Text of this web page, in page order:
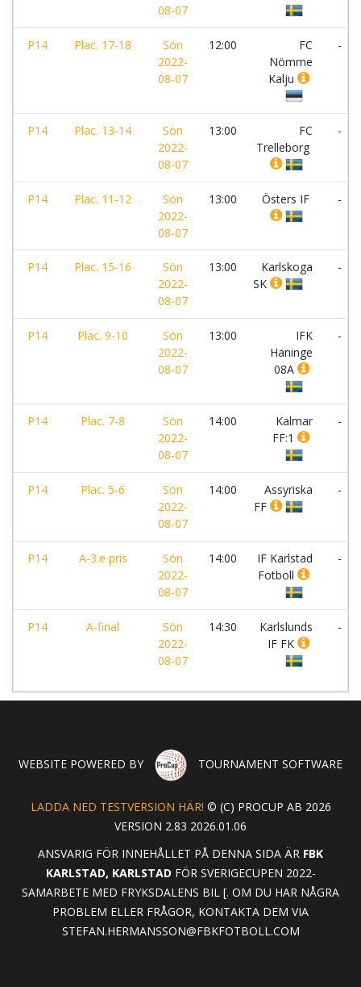
08-07
P14 Plac. 17-18
Sön
2022-
08-07
12:00
FC
Nömme
Kalju
-
P14 Plac. 13-14
Sön
2022-
08-07
13:00
FC
Trelleborg
-
P14 Plac. 11-12
Sön
2022-
08-07
13:00 Östers IF -
P14 Plac. 15-16
Sön
2022-
08-07
13:00
Karlskoga
SK
-
P14 Plac. 9-10
Sön
2022-
08-07
13:00
IFK
Haninge
08A
-
P14 Plac. 7-8
Sön
2022-
08-07
14:00
Kalmar
FF:1
-
P14 Plac. 5-6
Sön
2022-
08-07
14:00
Assyriska
FF
-
P14 A-3.e pris
Sön
2022-
08-07
14:00
IF Karlstad
Fotboll
-
P14 A-final
Sön
2022-
08-07
14:30
Karlslunds
IF FK
-
WEBSITE POWERED BY TOURNAMENT SOFTWARE
LADDA NED TESTVERSION HÄR! © (C) PROCUP AB 2026
VERSION 2.83 2026.01.06
ANSVARIG FÖR INNEHÅLLET PÅ DENNA SIDA ÄR FBK
KARLSTAD, KARLSTAD FÖR SVERIGECUPEN 2022-
SAMARBETE MED FRYKSDALENS BIL [. OM DU HAR NÅGRA
PROBLEM ELLER FRÅGOR, KONTAKTA DEM VIA
STEFAN.HERMANSSON@FBKFOTBOLL.COM